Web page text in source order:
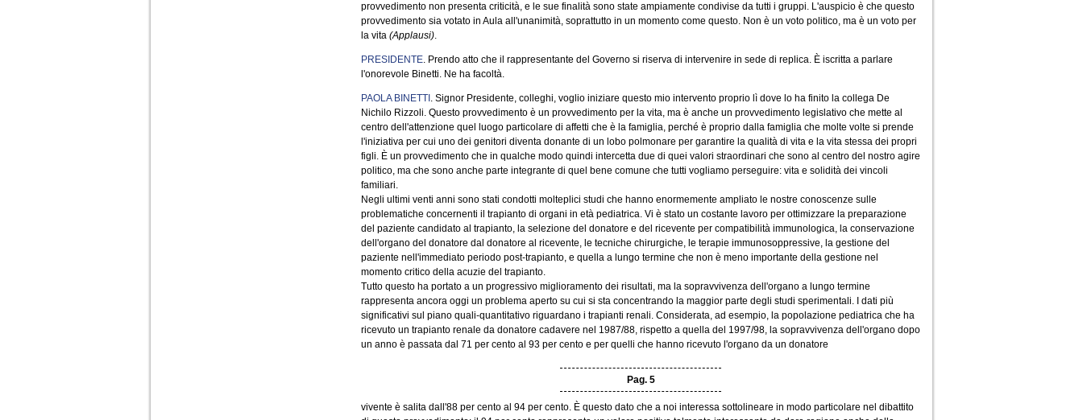
provvedimento non presenta criticità, e le sue finalità sono state ampiamente condivise da tutti i gruppi. L'auspicio è che questo
provvedimento sia votato in Aula all'unanimità, soprattutto in un momento come questo. Non è un voto politico, ma è un voto per
la vita (Applausi).
PRESIDENTE. Prendo atto che il rappresentante del Governo si riserva di intervenire in sede di replica. È iscritta a parlare
l'onorevole Binetti. Ne ha facoltà.
PAOLA BINETTI . Signor Presidente, colleghi, voglio iniziare questo mio intervento proprio lì dove lo ha finito la collega De
Nichilo Rizzoli. Questo provvedimento è un provvedimento per la vita, ma è anche un provvedimento legislativo che mette al
centro dell'attenzione quel luogo particolare di affetti che è la famiglia, perché è proprio dalla famiglia che molte volte si prende
l'iniziativa per cui uno dei genitori diventa donante di un lobo polmonare per garantire la qualità di vita e la vita stessa dei propri
figli. È un provvedimento che in qualche modo quindi intercetta due di quei valori straordinari che sono al centro del nostro agire
politico, ma che sono anche parte integrante di quel bene comune che tutti vogliamo perseguire: vita e solidità dei vincoli
familiari.
Negli ultimi venti anni sono stati condotti molteplici studi che hanno enormemente ampliato le nostre conoscenze sulle
problematiche concernenti il trapianto di organi in età pediatrica. Vi è stato un costante lavoro per ottimizzare la preparazione
del paziente candidato al trapianto, la selezione del donatore e del ricevente per compatibilità immunologica, la conservazione
dell'organo del donatore dal donatore al ricevente, le tecniche chirurgiche, le terapie immunosoppressive, la gestione del
paziente nell'immediato periodo post-trapianto, e quella a lungo termine che non è meno importante della gestione nel
momento critico della acuzie del trapianto.
Tutto questo ha portato a un progressivo miglioramento dei risultati, ma la sopravvivenza dell'organo a lungo termine
rappresenta ancora oggi un problema aperto su cui si sta concentrando la maggior parte degli studi sperimentali. I dati più
significativi sul piano quali-quantitativo riguardano i trapianti renali. Considerata, ad esempio, la popolazione pediatrica che ha
ricevuto un trapianto renale da donatore cadavere nel 1987/88, rispetto a quella del 1997/98, la sopravvivenza dell'organo dopo
un anno è passata dal 71 per cento al 93 per cento e per quelli che hanno ricevuto l'organo da un donatore
Pag. 5
vivente è salita dall'88 per cento al 94 per cento. È questo dato che a noi interessa sottolineare in modo particolare nel dibattito